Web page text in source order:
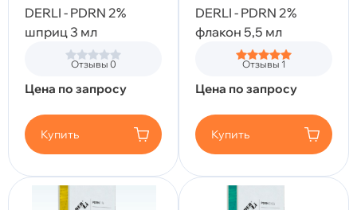
DERLI - PDRN 2%
шприц 3 мл
Отзывы 0
Цена по запросу
Купить
DERLI - PDRN 2%
флакон 5,5 мл
Отзывы 1
Цена по запросу
Купить